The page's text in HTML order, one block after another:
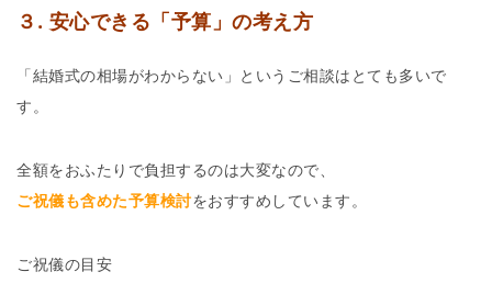
３. 安心できる「予算」の考え方
「結婚式の相場がわからない」というご相談はとても多いで
す。
全額をおふたりで負担するのは大変なので、
ご祝儀も含めた予算検討をおすすめしています。
ご祝儀の目安